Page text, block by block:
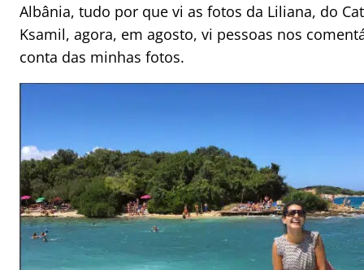
Albânia, tudo por que vi as fotos da Liliana, do
Ksamil, agora, em agosto, vi pessoas nos
conta das minhas fotos.